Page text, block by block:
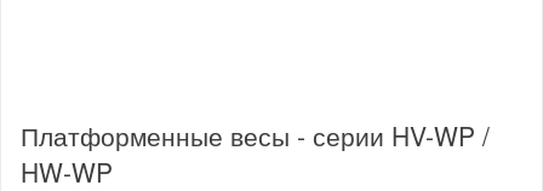
Платформенные весы - серии HV-WP /
HW-WP